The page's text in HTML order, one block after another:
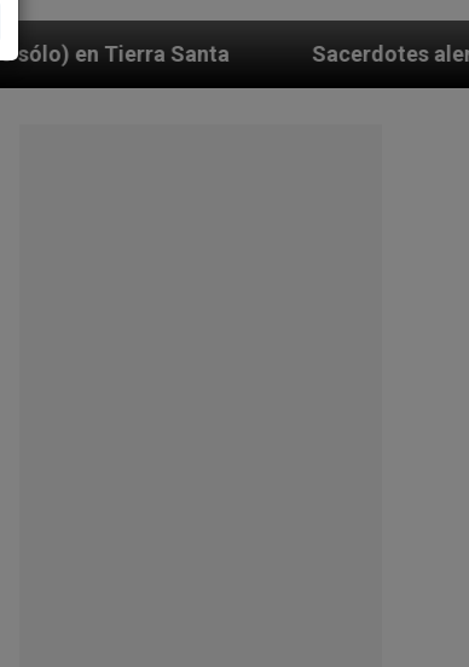
Sacerdotes alemanes fieles al Papa